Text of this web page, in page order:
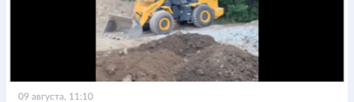
09 августа, 11:10